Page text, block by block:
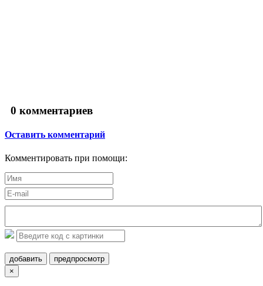
0 комментариев
Оставить комментарий
Комментировать при помощи:
добавить
предпросмотр
×